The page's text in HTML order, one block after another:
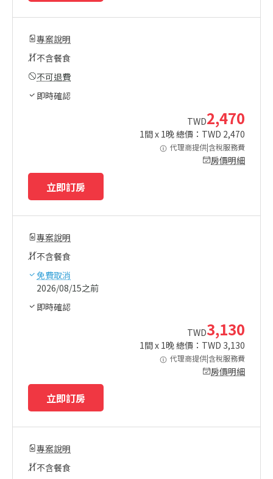
專案說明
不含餐食
不可退費
即時確認
TWD2,470
1間 x 1晚 總價：TWD 2,470
代理商提供|含稅服務費
房價明細
立即訂房
專案說明
不含餐食
免費取消
2026/08/15之前
即時確認
TWD3,130
1間 x 1晚 總價：TWD 3,130
代理商提供|含稅服務費
房價明細
立即訂房
專案說明
不含餐食